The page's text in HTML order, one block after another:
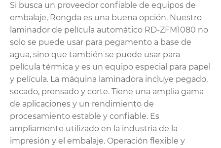
Si busca un proveedor confiable de equipos de
embalaje, Rongda es una buena opción. Nuestro
laminador de película automático RD-ZFM1080 no
solo se puede usar para pegamento a base de
agua, sino que también se puede usar para
película térmica y es un equipo especial para papel
y película. La máquina laminadora incluye pegado,
secado, prensado y corte. Tiene una amplia gama
de aplicaciones y un rendimiento de
procesamiento estable y confiable. Es
ampliamente utilizado en la industria de la
impresión y el embalaje. Operación flexible y